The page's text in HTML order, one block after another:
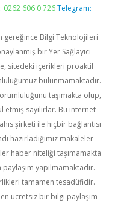
0262 606 0 726 Telegram:
gereğince Bilgi Teknolojileri
bir Yer Sağlayıcı
sitedeki içerikleri proaktif
bulunmamaktadır.
taşımakta olup,
sayılırlar. Bu internet
şirketi ile hiçbir bağlantısı
hazırladığımız makaleler
haber niteliği taşımamakta
yapılmamaktadır.
tamamen tesadüfidir.
ücretsiz bir bilgi paylaşım